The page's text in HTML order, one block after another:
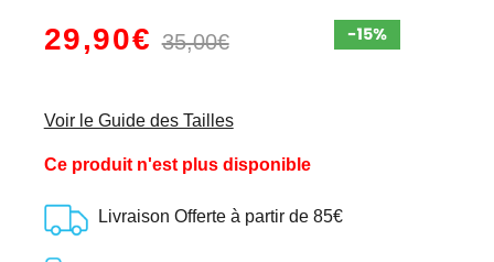
29,90€35,00€
Voir le Guide des Tailles
Ce produit n'est plus disponible
Livraison Offerte à partir de 85€